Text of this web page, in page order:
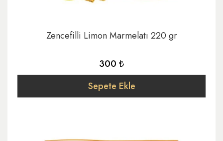
Zencefilli Limon Marmelatı 220 gr
300 ₺
Sepete Ekle